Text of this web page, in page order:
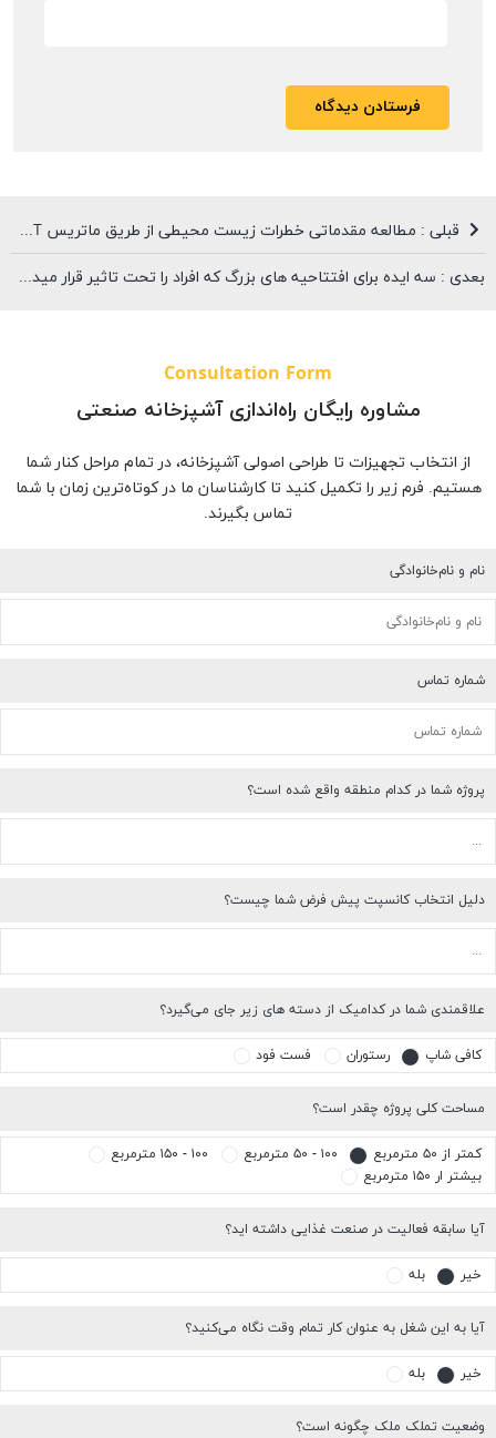
قبلی : مطالعه مقدماتی خطرات زیست محیطی از طریق ماتریس GUT (ماتریس اولویت بندی فرایندها و کاربرد آن در آشپزخانه صنعتی)
بعدی : سه ایده برای افتتاحیه های بزرگ که افراد را تحت تاثیر قرار میدهد
Consultation Form
مشاوره رایگان راه‌اندازی آشپزخانه صنعتی
از انتخاب تجهیزات تا طراحی اصولی آشپزخانه، در تمام مراحل کنار شما
هستیم. فرم زیر را تکمیل کنید تا کارشناسان ما در کوتاه‌ترین زمان با شما
تماس بگیرند.
نام و نام‌خانوادگی
شماره تماس
پروژه شما در کدام منطقه واقع شده است؟
دلیل انتخاب کانسپت پیش فرض شما چیست؟
علاقمندی شما در کدامیک از دسته های زیر جای می‌گیرد؟
کافی شاپ رستوران فست فود
مساحت کلی پروژه چقدر است؟
کمتر از ۵۰ مترمربع ۱۰۰ - ۵۰ مترمربع
۱۰۰ - ۱۵۰ مترمربع
بیشتر ار ۱۵۰ مترمربع
آیا سابقه فعالیت در صنعت غذایی داشته اید؟
خیر بله
آیا به این شغل به عنوان کار تمام وقت نگاه می‌کنید؟
خیر بله
وضعیت تملک ملک چگونه است؟